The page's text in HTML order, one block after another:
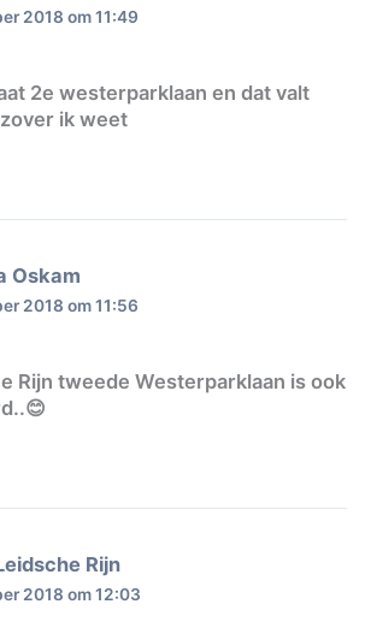
2018 om 11:49
2e westerparklaan en dat valt
ik weet
Oskam
2018 om 11:56
Rijn tweede Westerparklaan is ook
Rijn
2018 om 12:03